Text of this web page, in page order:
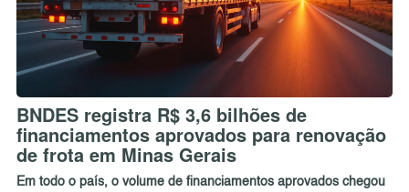
BNDES registra R$ 3,6 bilhões de
financiamentos aprovados para renovação
de frota em Minas Gerais
Em todo o país, o volume de financiamentos aprovados chegou